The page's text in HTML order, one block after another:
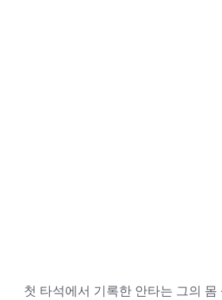
첫 타석에서 기록한 안타는 그의